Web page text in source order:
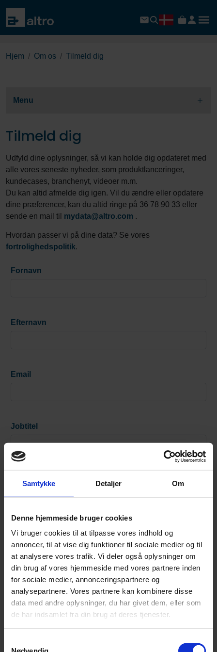
Samtykke Detaljer Om
Denne hjemmeside bruger cookies
Vi bruger cookies til at tilpasse vores indhold og
annoncer, til at vise dig funktioner til sociale medier og til
at analysere vores trafik. Vi deler også oplysninger om
din brug af vores hjemmeside med vores partnere inden
for sociale medier, annonceringspartnere og
analysepartnere. Vores partnere kan kombinere disse
data med andre oplysninger, du har givet dem, eller som
de har indsamlet fra din brug af deres tjenester.
Hjem Om os Tilmeld dig
Menu
Tilmeld dig
Udfyld dine oplysninger, så vi kan holde dig opdateret med
alle vores seneste nyheder, som produktlanceringer,
kundecases, branchenyt, videoer m.m.
Du kan altid afmelde dig igen. Vil du ændre eller opdatere
dine præferencer, kan du altid ringe på 36 78 90 33 eller
sende en mail til mydata@altro.com .
Hvordan passer vi på dine data? Se vores
fortrolighedspolitik.
Fornavn
Efternavn
Email
Jobtitel
Firmatype
Adresse